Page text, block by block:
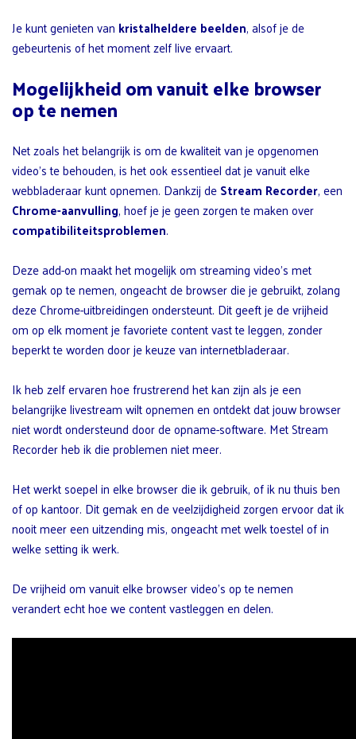
Je kunt genieten van kristalheldere beelden, alsof je de
gebeurtenis of het moment zelf live ervaart.
Mogelijkheid om vanuit elke browser
op te nemen
Net zoals het belangrijk is om de kwaliteit van je opgenomen
video’s te behouden, is het ook essentieel dat je vanuit elke
webbladeraar kunt opnemen. Dankzij deStream Recorder, een
Chrome-aanvulling, hoef je je geen zorgen te maken over
compatibiliteitsproblemen.
Deze add-on maakt het mogelijk om streaming video’s met
gemak op te nemen, ongeacht de browser die je gebruikt, zolang
deze Chrome-uitbreidingen ondersteunt. Dit geeft je de vrijheid
om op elk moment je favoriete content vast te leggen, zonder
beperkt te worden door je keuze van internetbladeraar.
Ik heb zelf ervaren hoe frustrerend het kan zijn als je een
belangrijke livestream wilt opnemen en ontdekt dat jouw browser
niet wordt ondersteund door de opname-software. Met Stream
Recorder heb ik die problemen niet meer.
Het werkt soepel in elke browser die ik gebruik, of ik nu thuis ben
of op kantoor. Dit gemak en de veelzijdigheid zorgen ervoor dat ik
nooit meer een uitzending mis, ongeacht met welk toestel of in
welke setting ik werk.
De vrijheid om vanuit elke browser video’s op te nemen
verandert echt hoe we content vastleggen en delen.